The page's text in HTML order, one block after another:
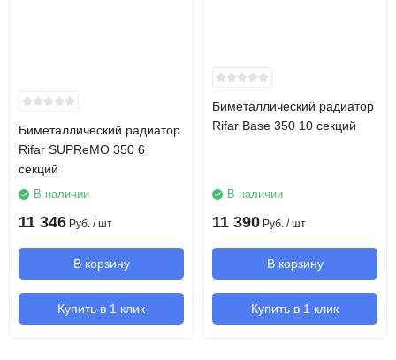
Биметаллический радиатор
Rifar SUPReMO 350 6
секций
В наличии
11 346 Руб. / шт
В корзину
Купить в 1 клик
Биметаллический радиатор
Rifar Base 350 10 секций
В наличии
11 390 Руб. / шт
В корзину
Купить в 1 клик